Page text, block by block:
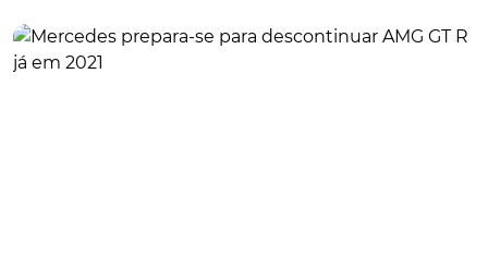
Curiosidades